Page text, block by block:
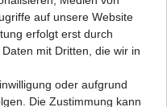
auf unsere Website
erfolgt erst durch
mit Dritten, die wir in
oder aufgrund
Die Zustimmung kann